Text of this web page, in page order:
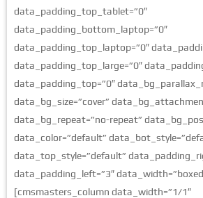
data_padding_top_tablet=”0″
data_padding_bottom_laptop=”0″
data_padding_top_laptop=”0″
data_padding_top_large=”0″
data_padding_top=”0″
data_bg_size=”cover”
data_bg_repeat=”no-repeat”
data_color=”default”
data_top_style=”default”
data_padding_left=”3″
[cmsmasters_column data_width=”1/1″